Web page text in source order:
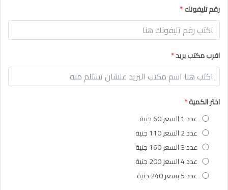
رقم تليفونك*
اقرب مكتب بريد*
اختر الكمية*
عدد 1 السعر 60 جنية
عدد 2 السعر 110 جنية
عدد 3 السعر 160 جنية
عدد 4 السعر 200 جنية
عدد 5 بسعر 240 جنية